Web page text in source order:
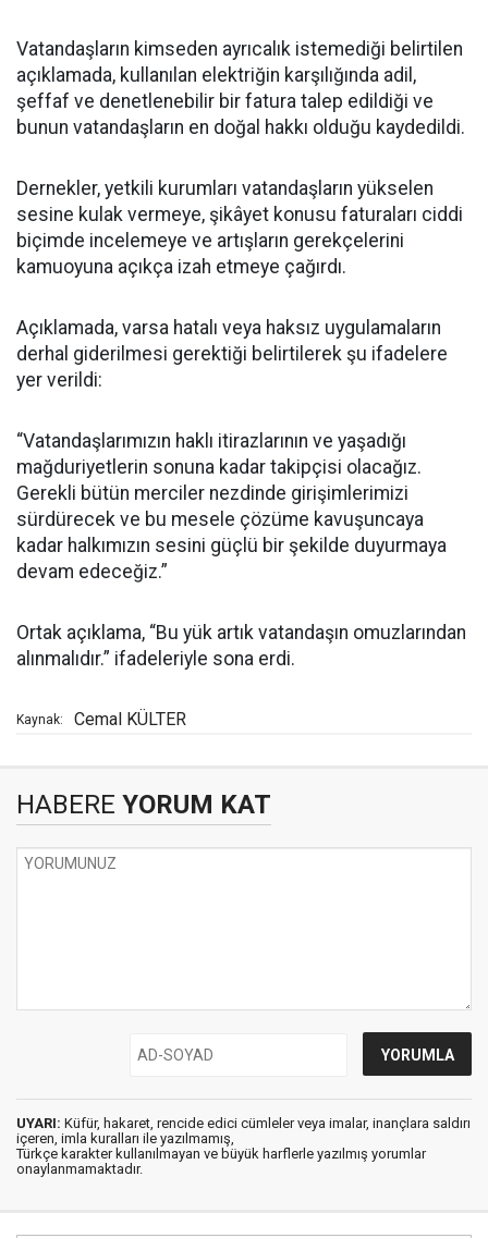
Vatandaşların kimseden ayrıcalık istemediği belirtilen
açıklamada, kullanılan elektriğin karşılığında adil,
şeffaf ve denetlenebilir bir fatura talep edildiği ve
bunun vatandaşların en doğal hakkı olduğu kaydedildi.
Dernekler, yetkili kurumları vatandaşların yükselen
sesine kulak vermeye, şikâyet konusu faturaları ciddi
biçimde incelemeye ve artışların gerekçelerini
kamuoyuna açıkça izah etmeye çağırdı.
Açıklamada, varsa hatalı veya haksız uygulamaların
derhal giderilmesi gerektiği belirtilerek şu ifadelere
yer verildi:
“Vatandaşlarımızın haklı itirazlarının ve yaşadığı
mağduriyetlerin sonuna kadar takipçisi olacağız.
Gerekli bütün merciler nezdinde girişimlerimizi
sürdürecek ve bu mesele çözüme kavuşuncaya
kadar halkımızın sesini güçlü bir şekilde duyurmaya
devam edeceğiz.”
Ortak açıklama, “Bu yük artık vatandaşın omuzlarından
alınmalıdır.” ifadeleriyle sona erdi.
Kaynak: Cemal KÜLTER
HABERE YORUM KAT
UYARI: Küfür, hakaret, rencide edici cümleler veya imalar, inançlara saldırı
içeren, imla kuralları ile yazılmamış,
Türkçe karakter kullanılmayan ve büyük harflerle yazılmış yorumlar
onaylanmamaktadır.